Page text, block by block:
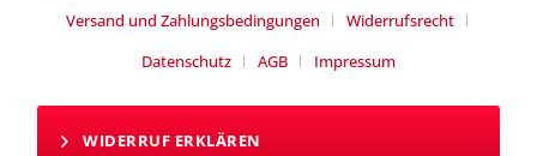
Versand und Zahlungsbedingungen
Widerrufsrecht
Datenschutz
AGB Impressum
WIDERRUF ERKLÄREN